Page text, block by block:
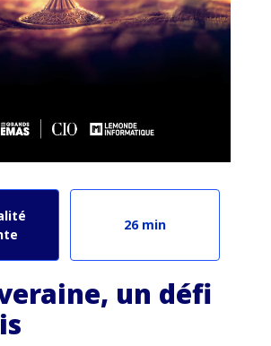
26 min
un défi